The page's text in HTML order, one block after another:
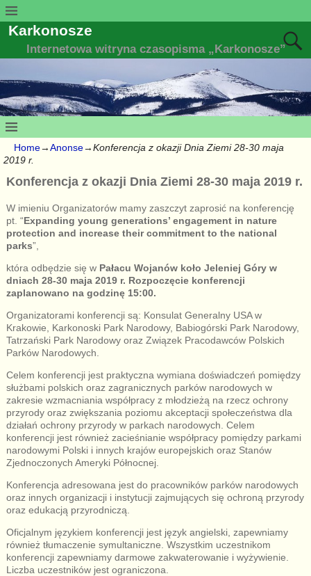
Karkonosze
Internetowa witryna czasopisma „Karkonosze”
Home→Anonse→Konferencja z okazji Dnia Ziemi 28-30 maja
2019 r.
Konferencja z okazji Dnia Ziemi 28-30 maja 2019 r.
W imieniu Organizatorów mamy zaszczyt zaprosić na konferencję
pt. “Expanding young generations’ engagement in nature
protection and increase their commitment to the national
parks”,
która odbędzie się wPałacu Wojanów koło Jeleniej Góry w
dniach 28-30 maja 2019 r. Rozpoczęcie konferencji
zaplanowano na godzinę 15:00.
Organizatorami konferencji są: Konsulat Generalny USA w
Krakowie, Karkonoski Park Narodowy, Babiogórski Park Narodowy,
Tatrzański Park Narodowy oraz Związek Pracodawców Polskich
Parków Narodowych.
Celem konferencji jest praktyczna wymiana doświadczeń pomiędzy
służbami polskich oraz zagranicznych parków narodowych w
zakresie wzmacniania współpracy z młodzieżą na rzecz ochrony
przyrody oraz zwiększania poziomu akceptacji społeczeństwa dla
działań ochrony przyrody w parkach narodowych. Celem
konferencji jest również zacieśnianie współpracy pomiędzy parkami
narodowymi Polski i innych krajów europejskich oraz Stanów
Zjednoczonych Ameryki Północnej.
Konferencja adresowana jest do pracowników parków narodowych
oraz innych organizacji i instytucji zajmujących się ochroną przyrody
oraz edukacją przyrodniczą.
Oficjalnym językiem konferencji jest język angielski, zapewniamy
również tłumaczenie symultaniczne. Wszystkim uczestnikom
konferencji zapewniamy darmowe zakwaterowanie i wyżywienie.
Liczba uczestników jest ograniczona.